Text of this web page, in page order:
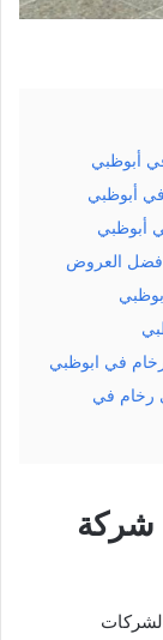
أبوظبي
أبوظبي
أبوظبي
العروض
في ابوظبي
رخام في
شركة